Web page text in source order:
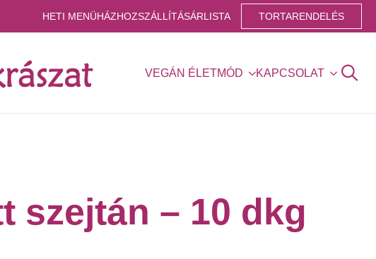
HETI MENÜHÁZHOZSZÁLLÍTÁSÁRLISTA TORTARENDELÉS
VEGÁN ÉLETMÓD
KAPCSOLAT
for:
szejtán – 10 dkg